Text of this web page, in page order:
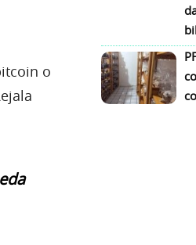
o